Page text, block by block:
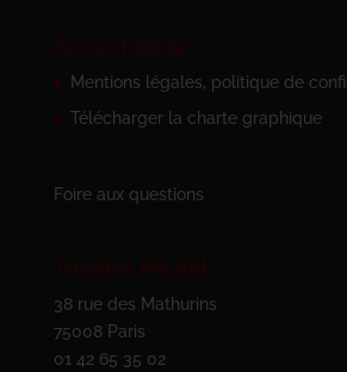
Accès rapide
Mentions légales, politique de
Télécharger la charte graphique
Foire aux questions
Théâtre Michel
38 rue des Mathurins
75008 Paris
01 42 65 35 02